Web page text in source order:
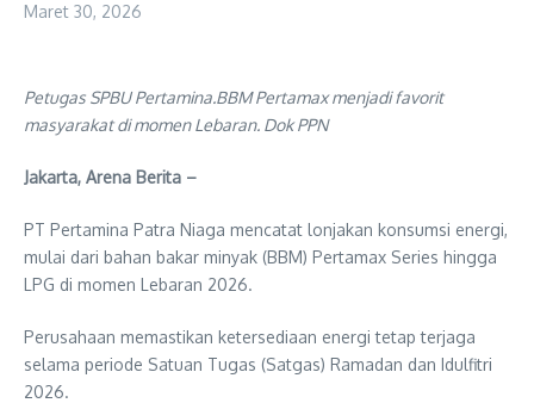
Maret 30, 2026
Petugas SPBU Pertamina.BBM Pertamax menjadi favorit
masyarakat di momen Lebaran. Dok PPN
Jakarta, Arena Berita –
PT Pertamina Patra Niaga mencatat lonjakan konsumsi energi,
mulai dari bahan bakar minyak (BBM) Pertamax Series hingga
LPG di momen Lebaran 2026.
Perusahaan memastikan ketersediaan energi tetap terjaga
selama periode Satuan Tugas (Satgas) Ramadan dan Idulfitri
2026.